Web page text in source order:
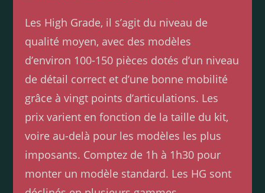
Les High Grade, il s’agit du niveau de
qualité moyen, avec des modèles
d’environ 100-150 pièces dotés d’un niveau
de détail correct et d’une bonne mobilité
grâce à vingt points d’articulations. Les
prix varient en fonction de la taille du kit,
voire au-delà pour les modèles les plus
imposants. Comptez de 1h à 1h30 pour
monter un modèle standard. Les HG sont